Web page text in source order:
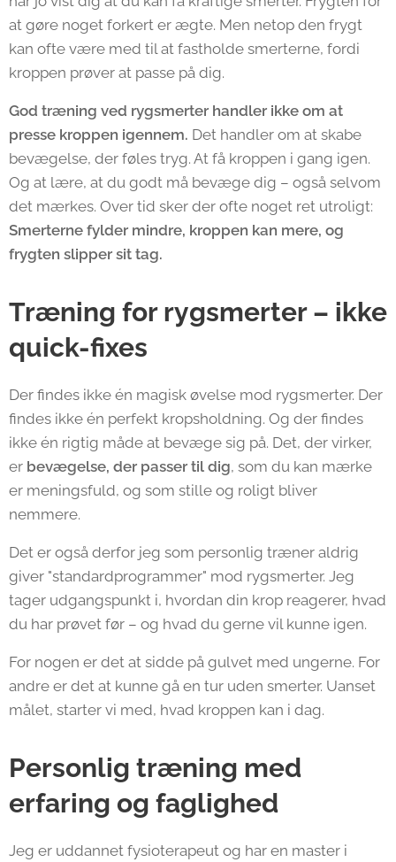
at gøre noget forkert er ægte. Men netop den frygt
kan ofte være med til at fastholde smerterne, fordi
kroppen prøver at passe på dig.
God træning ved rygsmerter handler ikke om at
presse kroppen igennem. Det handler om at skabe
bevægelse, der føles tryg. At få kroppen i gang igen.
Og at lære, at du godt må bevæge dig – også selvom
det mærkes. Over tid sker der ofte noget ret utroligt:
Smerterne fylder mindre, kroppen kan mere, og
frygten slipper sit tag.
Træning for rygsmerter – ikke
quick-fixes
Der findes ikke én magisk øvelse mod rygsmerter. Der
findes ikke én perfekt kropsholdning. Og der findes
ikke én rigtig måde at bevæge sig på. Det, der virker,
er bevægelse, der passer til dig, som du kan mærke
er meningsfuld, og som stille og roligt bliver
nemmere.
Det er også derfor jeg som personlig træner aldrig
giver "standardprogrammer" mod rygsmerter. Jeg
tager udgangspunkt i, hvordan din krop reagerer, hvad
du har prøvet før – og hvad du gerne vil kunne igen.
For nogen er det at sidde på gulvet med ungerne. For
andre er det at kunne gå en tur uden smerter. Uanset
målet, starter vi med, hvad kroppen kan i dag.
Personlig træning med
erfaring og faglighed
Jeg er uddannet fysioterapeut og har en master i